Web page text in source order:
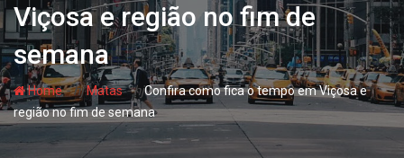
Viçosa e região no fim de
semana
Home- hjMatas- hjConfira como fica o tempo em Viçosa e
região no fim de semana